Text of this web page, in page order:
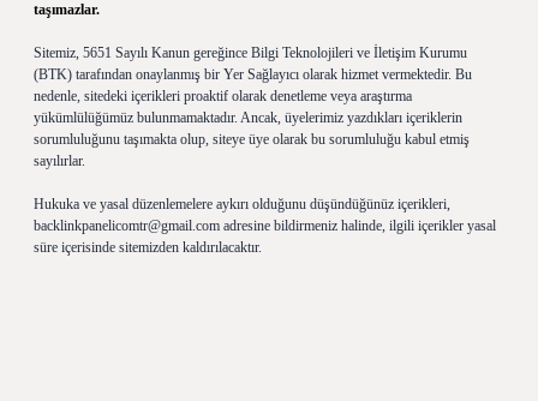
taşımazlar.
Sitemiz, 5651 Sayılı Kanun gereğince Bilgi Teknolojileri ve İletişim Kurumu
(BTK) tarafından onaylanmış bir Yer Sağlayıcı olarak hizmet vermektedir. Bu
nedenle, sitedeki içerikleri proaktif olarak denetleme veya araştırma
yükümlülüğümüz bulunmamaktadır. Ancak, üyelerimiz yazdıkları içeriklerin
sorumluluğunu taşımakta olup, siteye üye olarak bu sorumluluğu kabul etmiş
sayılırlar.
Hukuka ve yasal düzenlemelere aykırı olduğunu düşündüğünüz içerikleri,
backlinkpanelicomtr@gmail.com adresine bildirmeniz halinde, ilgili içerikler yasal
süre içerisinde sitemizden kaldırılacaktır.